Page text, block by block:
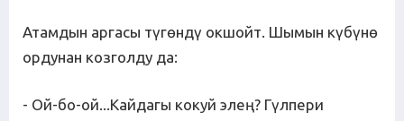
Атамдын аргасы түгөндү окшойт. Шымын күбүнө
ордунан козголду да:
- Ой-бо-ой...Кайдагы кокуй элең? Гүлпери